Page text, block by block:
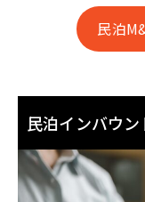
民泊
民泊インバウ